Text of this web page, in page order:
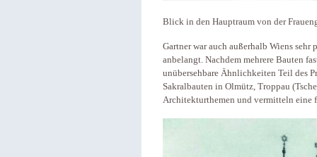
Blick in den Hauptraum von der
Gartner war auch außerhalb Wiens
anbelangt. Nachdem mehrere Bauten
unübersehbare Ähnlichkeiten Teil des
Sakralbauten in Olmütz, Troppau
Architekturthemen und vermitteln eine